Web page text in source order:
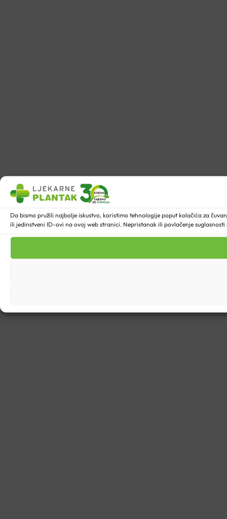
Da bismo pružili najbolje iskustvo, koristimo tehnologije poput kolačića za
ili jedinstveni ID-ovi na ovoj web stranici. Nepristanak ili povlačenje